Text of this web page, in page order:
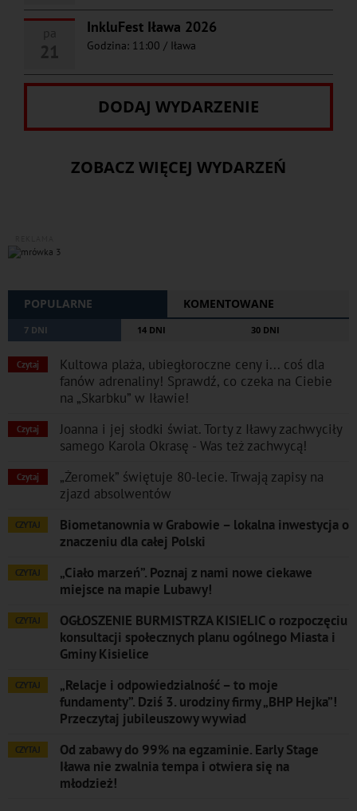
InkluFest Iława 2026
Godzina: 11:00 / Iława
DODAJ WYDARZENIE
ZOBACZ WIĘCEJ WYDARZEŃ
POPULARNE KOMENTOWANE
7 DNI 14 DNI 30 DNI
Czytaj
Kultowa plaża, ubiegłoroczne ceny i... coś dla
fanów adrenaliny! Sprawdź, co czeka na Ciebie
na „Skarbku” w Iławie!
Czytaj
Joanna i jej słodki świat. Torty z Iławy zachwyciły
samego Karola Okrasę - Was też zachwycą!
Czytaj
„Żeromek” świętuje 80-lecie. Trwają zapisy na
zjazd absolwentów
CZYTAJ
Biometanownia w Grabowie – lokalna inwestycja o
znaczeniu dla całej Polski
CZYTAJ
„Ciało marzeń”. Poznaj z nami nowe ciekawe
miejsce na mapie Lubawy!
CZYTAJ
OGŁOSZENIE BURMISTRZA KISIELIC o rozpoczęciu
konsultacji społecznych planu ogólnego Miasta i
Gminy Kisielice
CZYTAJ
„Relacje i odpowiedzialność – to moje
fundamenty”. Dziś 3. urodziny firmy „BHP Hejka”!
Przeczytaj jubileuszowy wywiad
CZYTAJ
Od zabawy do 99% na egzaminie. Early Stage
Iława nie zwalnia tempa i otwiera się na
młodzież!